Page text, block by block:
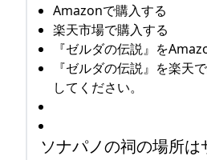
Amazonで購入する
楽天市場で購入する
『ゼルダの伝説』を
『ゼルダの伝説』を楽天
してください。
ソナパノの祠の場所は